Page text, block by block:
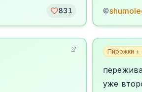
831 ©
Пирожки +
уже